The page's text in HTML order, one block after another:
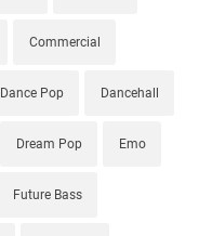
Commercial
Dance Pop Dancehall
Dream Pop Emo
Future Bass